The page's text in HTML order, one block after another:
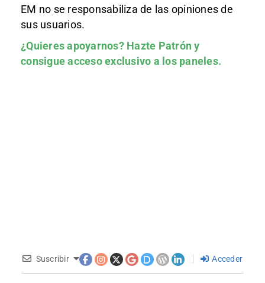
EM no se responsabiliza de las opiniones de
sus usuarios.
¿Quieres apoyarnos? Hazte Patróny
consigue acceso exclusivo a los paneles.
Suscribir Acceder